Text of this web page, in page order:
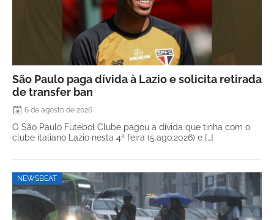
São Paulo paga dívida à Lazio e solicita retirada
de transfer ban
6 de agosto de 2026
O São Paulo Futebol Clube pagou a dívida que tinha com o
clube italiano Lazio nesta 4ª feira (5.ago.2026) e […]
NEWSBEAT